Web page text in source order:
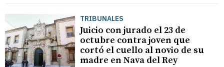
TRIBUNALES
Juicio con jurado el 23 de
octubre contra joven que
cortó el cuello al novio de su
madre en Nava del Rey